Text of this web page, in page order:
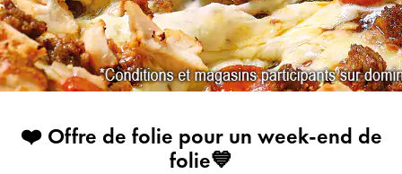
❤️ Offre de folie pour un week-end de
folie💙